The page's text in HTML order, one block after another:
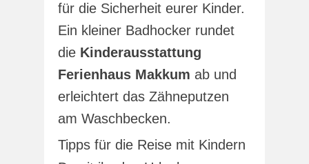
für die Sicherheit eurer Kinder.
Ein kleiner Badhocker rundet
die Kinderausstattung
Ferienhaus Makkum ab und
erleichtert das Zähneputzen
am Waschbecken.
Tipps für die Reise mit Kindern